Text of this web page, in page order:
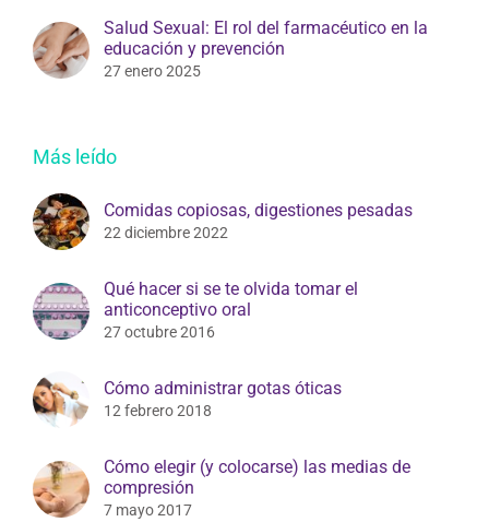
Salud Sexual: El rol del farmacéutico en la
educación y prevención
27 enero 2025
Más leído
Comidas copiosas, digestiones pesadas
22 diciembre 2022
Qué hacer si se te olvida tomar el
anticonceptivo oral
27 octubre 2016
Cómo administrar gotas óticas
12 febrero 2018
Cómo elegir (y colocarse) las medias de
compresión
7 mayo 2017